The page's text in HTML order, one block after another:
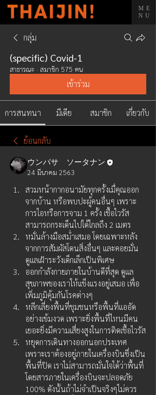
ME
NU
กลุ่ม
(specific) Covid-1
สาธารณะ · สมาชิก 575 คน
เข้าร่วม
การสนทนา มีเดีย สมาชิก เกี่ยวกับ
ย้อนกลับ
ウンパサ ソータナン
24 มีนาคม 2563
สวมหน้ากากอนามัยทุกครั้งเมื่คุณออก
จากบ้าน หรือพบปะผู้คนอื่นๆ เพราะ
การไอหรือการจาม 1 ครั้ง เชื้อไวรัส
สามารถกระเด็นไปได้ไกลถึง 2 เมตร
หมั่นล้างมือสม่ำเสมอ โดยเฉพาะหลัง
จากการสัมผัสโดนสิ่งอื่นๆ และคอยมั่น
ดูแลเฝ้าระวังเด็กเล็กเป็นพิเศษ
ออกกำลังกายภายในบ้านดีที่สุด ดูแล
สุขภาพของเราให้แข็งแรงอยู่เสมอ เพื่อ
เพิ่มภูมิคุ้มกันโรคต่างๆ
หลีกเลี่ยงพื้นที่ชุมชนหรือพื้นที่แออัด
อย่างเข้มงวด เพราะยิ่งพื้นที่ไหนมีคน
เยอะยิ่งมีความเสี่ยงสูงในการติดเชื้อไวรัส
หยุดการเดินทางออกนอกประเทศ
เพราะเราต้องอยู่ภายในเครื่องบินซึ่งเป็น
พื้นที่ปิด เราไม่สามารถมั่นใจได้ว่าพื้นที่
โดยสารภายในเครื่องบินจะปลอดภัย
100% ดังนั้นถ้าไม่จำเป็นจริงๆไม่ควร